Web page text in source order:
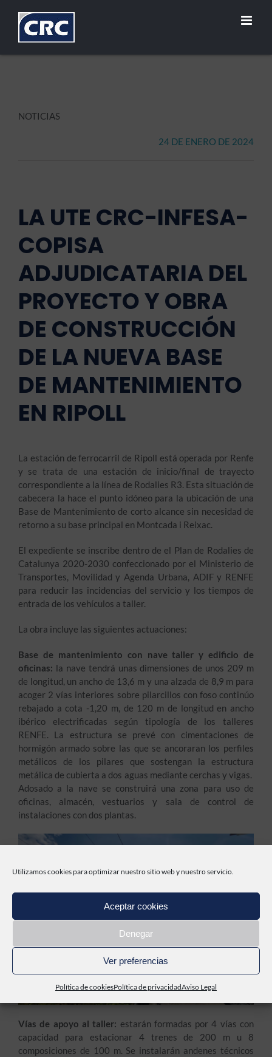
Utilizamos cookies para optimizar nuestro sitio web y nuestro servicio.
Aceptar cookies
Denegar
Ver preferencias
Política de cookiesPolítica de privacidadAviso Legal
contenido
NOTICIAS
24 DE ENERO DE 2024
LA UTE CRC-INFESA-
COPISA
ADJUDICATARIA DEL
PROYECTO Y OBRA
DE CONSTRUCCIÓN
DE LA NUEVA BASE
DE MANTENIMIENTO
EN RIPOLL
La estación de ferrocarril de Ripoll está operada por Renfe
y se trata de una estación de inicio/final de trayecto
correspondiente a la línea de Rodalies R3. Esta situación de
cabecera la hace el punto idóneo para la ubicación de una
Base de Mantenimiento de corto alcance sin necesidad de
retorno a su base principal en Montcada i Reixac.
El expediente se inscribe dentro de el Plan de Rodalies de
Catalunya 2020-2030 confeccionado por el Ministerio de
Transportes, Movilidad y Agenda Urbana, ADIF y RENFE
para reducir las incidencias del servicio y los tiempos de
entrada de los vehículos a taller.
La obra incluye las siguientes actuaciones:
Base de mantenimiento con nave taller y edificio de
oficinas: la nave tendrá unas dimensiones de unos 209 m
de longitud, un ancho de 13,6 m y una alzada de 8,9 m para
acoger 2 vías interiores sobre pilarcillos con foso continúo
rebajado a cota -1,20 m, de 120 m de longitud en ancho
ibérico electrificadas según tipología de los talleres
RENFE. La estructura se prevé con cimentaciones de
hormigón armado sobre las que se ancoraran los perfiles
metálicos de los pilares que sostengan la estructura
metálica de cubierta a dos aguas mediante cerchas y vigas.
Adosado a la nave se construirá una zona para uso de
oficinas, almacén, vestuarios y sala de control de
instalaciones con dos plantas.
Vías de apoyo al taller: estarán formadas por 4 vías con
capacidad para estacionar 4 trenes de 200 m u 8
composiciones de 100 m. Se instalarán andenes técnicos